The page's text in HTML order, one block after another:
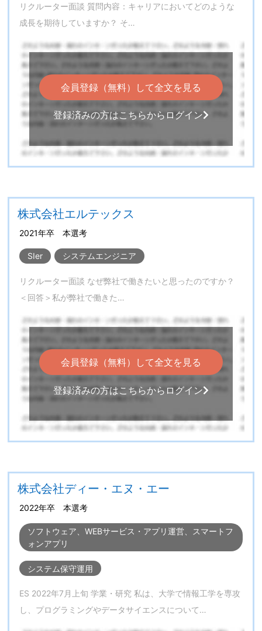
リクルーター面談 質問内容：キャリアにおいてどのような
成長を期待していますか？ そ…
会員登録（無料）して全文を見る
登録済みの方はこちらからログイン
株式会社エルテックス
2021年卒 本選考
SIer システムエンジニア
リクルーター面談 なぜ弊社で働きたいと思ったのですか？
＜回答＞私が弊社で働きた…
会員登録（無料）して全文を見る
登録済みの方はこちらからログイン
株式会社ディー・エヌ・エー
2022年卒 本選考
ソフトウェア、WEBサービス・アプリ運営、スマートフ
ォンアプリ
システム保守運用
ES 2022年7月上旬 学業・研究 私は、大学で情報工学を専攻
し、プログラミングやデータサイエンスについて…